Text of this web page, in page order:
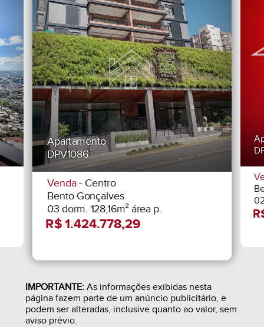
Apartamento
DPV1086
Venda- Centro
Bento Gonçalves
03 dorm. 128,16m² área p.
IMPORTANTE:As informações exibidas nesta
página fazem parte de um anúncio publicitário, e
podem ser alteradas, inclusive quanto ao valor, sem
aviso prévio.